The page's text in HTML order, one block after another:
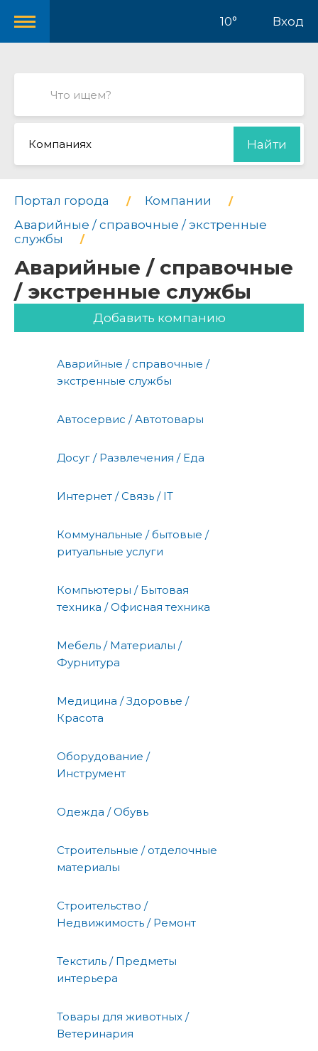
10° Вход
Компаниях Найти
Портал города
Компании
Аварийные / справочные / экстренные
службы
Аварийные / справочные
/ экстренные службы
Добавить компанию
Аварийные / справочные /
экстренные службы
Автосервис / Автотовары
Досуг / Развлечения / Еда
Интернет / Связь / IT
Коммунальные / бытовые /
ритуальные услуги
Компьютеры / Бытовая
техника / Офисная техника
Мебель / Материалы /
Фурнитура
Медицина / Здоровье /
Красота
Оборудование /
Инструмент
Одежда / Обувь
Строительные / отделочные
материалы
Строительство /
Недвижимость / Ремонт
Текстиль / Предметы
интерьера
Товары для животных /
Ветеринария